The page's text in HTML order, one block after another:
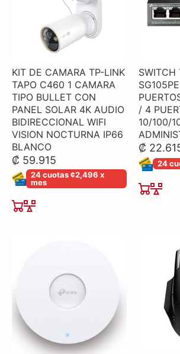
KIT DE CAMARA TP-LINK
TAPO C460 1 CAMARA
TIPO BULLET CON
PANEL SOLAR 4K AUDIO
BIDIRECCIONAL WIFI
VISION NOCTURNA IP66
BLANCO
₡ 59.915
24 cuotas ¢2,496 x
mes
SWITCH
/ 4
10/100/
₡
24